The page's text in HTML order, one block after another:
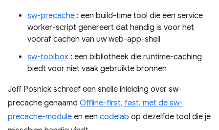
sw-precache : een build-time tool die een service
worker-script genereert dat handig is voor het
vooraf cachen van uw web-app-shell
sw-toolbox : een bibliotheek die runtime-caching
biedt voor niet vaak gebruikte bronnen
Jeff Posnick schreef een snelle inleiding over sw-
precache genaamd Offline-first, fast, met de sw-
precache-module en een codelab op dezelfde tool die je